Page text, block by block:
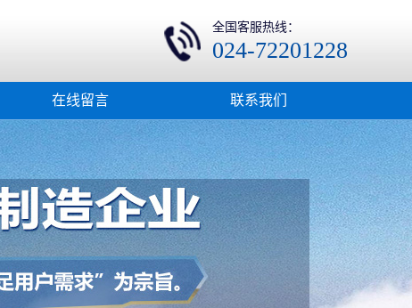
全国客服热线：
024-72201228
在线留言 联系我们